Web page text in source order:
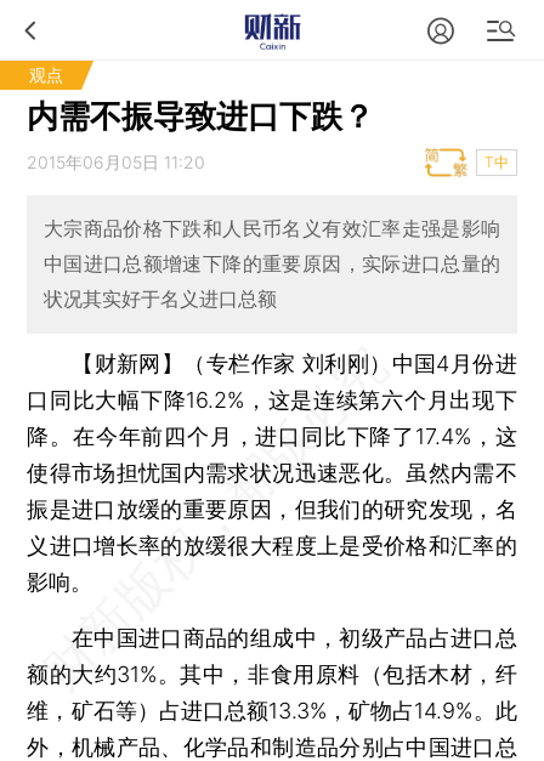
观点
内需不振导致进口下跌？
2015年06月05日 11:20 T中
大宗商品价格下跌和人民币名义有效汇率走强是影响
中国进口总额增速下降的重要原因，实际进口总量的
状况其实好于名义进口总额
【财新网】（专栏作家 刘利刚） 中国4月份进
口同比大幅下降16.2%，这是连续第六个月出现下
降。在今年前四个月，进口同比下降了17.4%，这
使得市场担忧国内需求状况迅速恶化。虽然内需不
振是进口放缓的重要原因，但我们的研究发现，名
义进口增长率的放缓很大程度上是受价格和汇率的
影响。
在中国进口商品的组成中，初级产品占进口总
额的大约31%。其中，非食用原料（包括木材，纤
维，矿石等）占进口总额13.3%，矿物占14.9%。此
外，机械产品、化学品和制造品分别占中国进口总